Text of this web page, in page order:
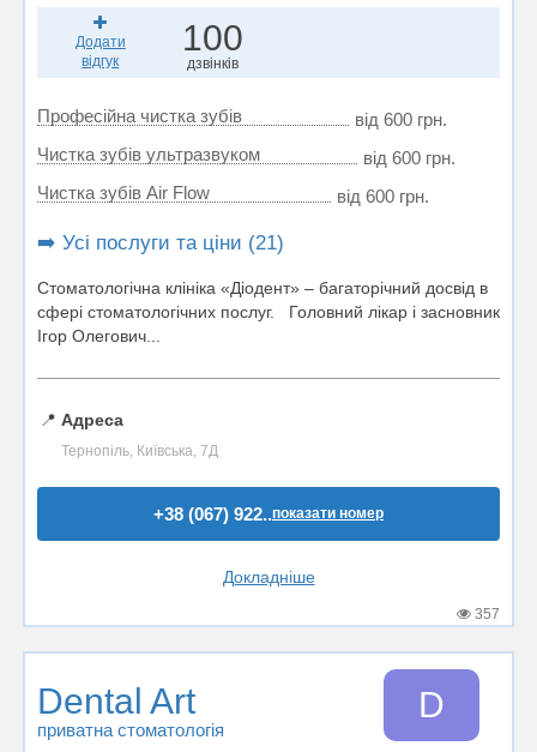
Додати
відгук
100
дзвінків
Професійна чистка зубів
від 600 грн.
Чистка зубів ультразвуком
від 600 грн.
Чистка зубів Air Flow
від 600 грн.
➡️ Усі послуги та ціни (21)
Стоматологічна клініка «Діодент» – багаторічний досвід в
сфері стоматологічних послуг. Головний лікар і засновник
Ігор Олегович...
📍 Адреса
Тернопіль, Київська, 7Д
+38 (067) 922..показати номер
Докладніше
357
Dental Art
приватна стоматологія
D